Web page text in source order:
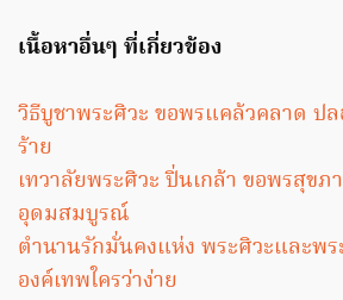
เนื้อหาอื่นๆ ที่เกี่ยวข้อง
วิธีบูชาพระศิวะ ขอพรแคล้วคลาด ป
ร้าย
เทวาลัยพระศิวะ ปิ่นเกล้า ขอพรสุขภ
อุดมสมบูรณ์
ตำนานรักมั่นคงแห่ง พระศิวะและพ
องค์เทพใครว่าง่าย